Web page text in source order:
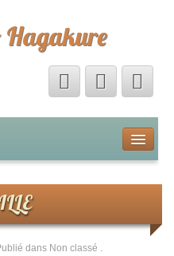
Hagakure
dans Non classé .